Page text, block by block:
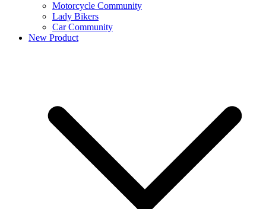
Motorcycle Community
Lady Bikers
Car Community
New Product